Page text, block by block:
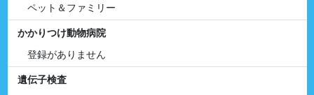
ペット＆ファミリー
かかりつけ動物病院
登録がありません
遺伝子検査